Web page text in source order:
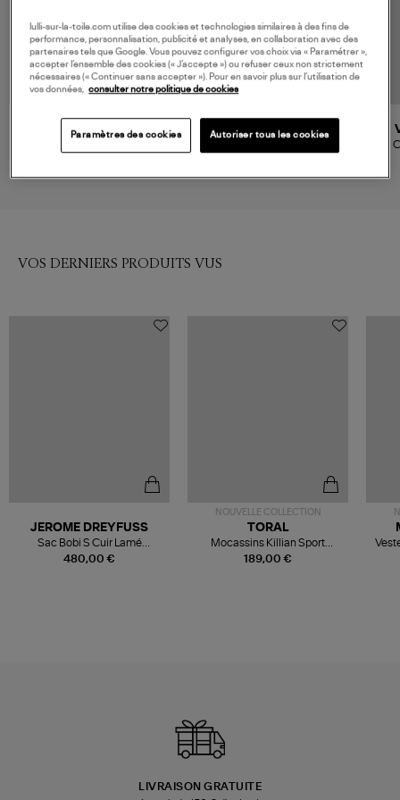
VANESSA BRUNO VANESSA BRUNO
VOS DERNIERS PRODUITS VUS
480,00 €
JEROME DREYFUSS
Sac Bobi S Cuir Lamé
Champagne
NOUVELLE COLLECTION
189,00 €
TORAL
Mocassins Killian Sport
Mousse
LIVRAISON GRATUITE
lulli-sur-la-toile.com utilise des cookies et technologies similaires à des fins de
performance, personnalisation, publicité et analyses, en collaboration avec des
partenaires tels que Google. Vous pouvez configurer vos choix via « Paramétrer »,
accepter l’ensemble des cookies (« J’accepte ») ou refuser ceux non strictement
nécessaires (« Continuer sans accepter »). Pour en savoir plus sur l’utilisation de
vos données, consulter notre politique de cookies
Paramètres des cookies Autoriser tous les cookies